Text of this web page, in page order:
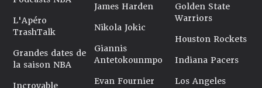
L'Apéro
TrashTalk
Grandes dates de
la saison NBA
Incroyable
James Harden
Nikola Jokic
Giannis
Antetokounmpo
Evan Fournier
Golden State
Warriors
Houston Rockets
Indiana Pacers
Los Angeles